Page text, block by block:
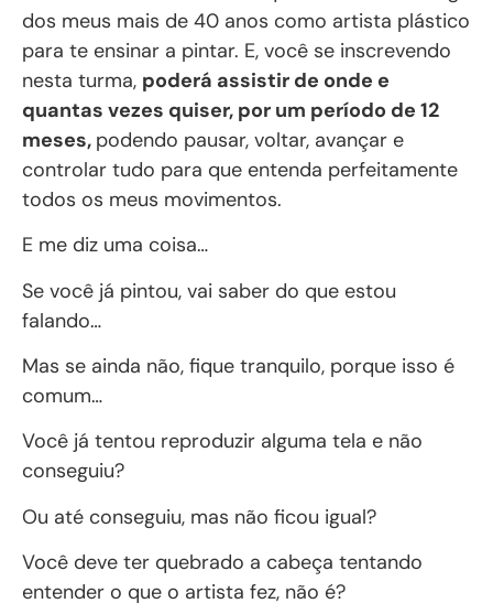
dos meus mais de 40 anos como artista plástico
para te ensinar a pintar. E, você se inscrevendo
nesta turma, poderá assistir de onde e
quantas vezes quiser, por um período de 12
meses, podendo pausar, voltar, avançar e
controlar tudo para que entenda perfeitamente
todos os meus movimentos.
E me diz uma coisa…
Se você já pintou, vai saber do que estou
falando…
Mas se ainda não, fique tranquilo, porque isso é
comum…
Você já tentou reproduzir alguma tela e não
conseguiu?
Ou até conseguiu, mas não ficou igual?
Você deve ter quebrado a cabeça tentando
entender o que o artista fez, não é?